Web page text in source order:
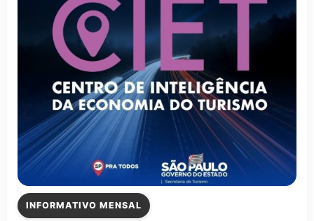
INFORMATIVO MENSAL